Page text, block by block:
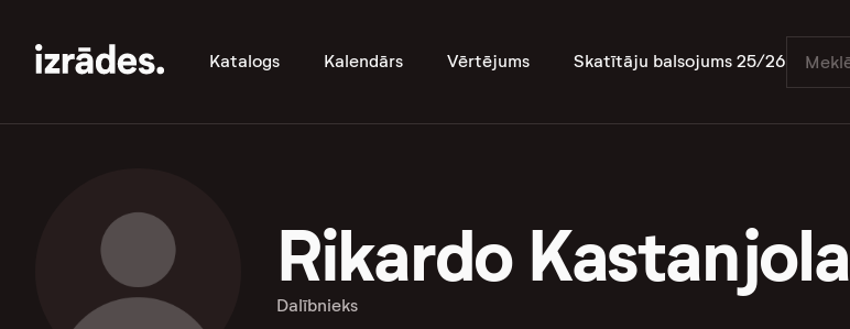
Katalogs Kalendārs Vērtējums Skatītāju balsojums 25/26
Rikardo Kastanjola
Dalībnieks